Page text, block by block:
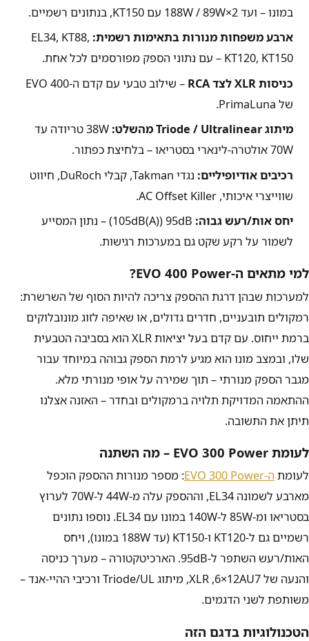
במונו – ועד89W×2
/
188W עם KT150, בנתונים רשמיים.
ארבע משפחות מנורות בתאימות רשמית: EL34, KT88,
KT120, KT150 – עם נתוני הספק מפורסמים לכל אחת.
כניסות XLR לצד RCA
– שילוב טבעי עם קדם ה-EVO 400
של PrimaLuna.
מיתוג Triode / Ultralinear מהשלט:
38Wטריודה עד
70Wאולטרה-לינארי בסטריאו – בלחיצת כפתור.
רכיבים אודיופיליים:
נגדי Takman, קבלי DuRoch, חיווט
שווייצרי איכותי, AC Offset Killer.
יחס אות/רעש גבוה: 95dB
(
105dB(A)) – נתון המסייע
לשמור על רקע שקט גם במערכות רגישות.
למי מתאים ה-EVO 400 Power?
למערכות שבהן דרגת ההספק צריכה להיות הסוף של השרשרת:
רמקולים תובעניים, חדרים גדולים, או שאיפה לזוג מונובלוקים
ברמת ייחוס. עם קדם בעל יציאות XLR הוא בסביבה הטבעית
שלו, ובמצב מונו הוא מגיע לרמת הספק גבוהה במיוחד עבור
מגבר הספק מנורתי – תוך שמירה על אופי מנורתי מלא.
ההתאמה המדויקת תלויה ברמקולים ובחדר – האזנה אצלנו
תיתן את התשובה.
לעומת EVO 300 Power – מה השתנה
לעומת ה-EVO 300 Power
: מספר מנורות ההספק הוכפל
מארבע לשמונה EL34, וההספק עלה מ-
44W ל-70W לערוץ
בסטריאו ומ-85W ל-140W
במונו עם EL34. נוספו נתונים
רשמיים גם ל-KT120 ו-KT150 (עד
188W במונו), ויחס
האות/רעש השתפר ל-95dB. הארכיטקטורה – מערך כניסה
והנעה של6×12AU7
, XLR, מיתוג Triode/UL ורכיבי ההיי-אנד –
משותפת לשני הדגמים.
הטכנולוגיות בדגם הזה